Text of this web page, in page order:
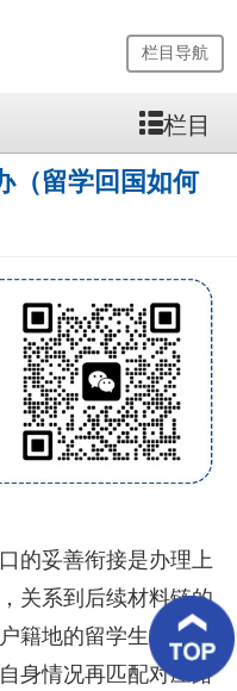
栏目导航
栏目
（留学回国如何
妥善衔接是办理上
关系到后续材料链的
籍地的留学生档案存
身情况再匹配对应路